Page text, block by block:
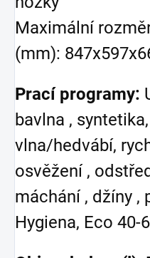
Maximální
(mm):
Prací programy:
bavlna ,
vlna/hedvábí,
osvěžení ,
máchání , džíny ,
Hygiena, Eco 40-